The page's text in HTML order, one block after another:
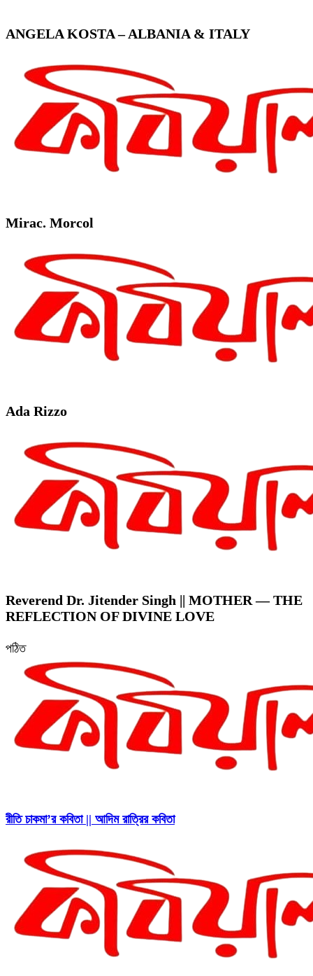
ANGELA KOSTA – ALBANIA & ITALY
Mirac. Morcol
Ada Rizzo
Reverend Dr. Jitender Singh || MOTHER — THE
REFLECTION OF DIVINE LOVE
পঠিত
রীতি চাকমা’র কবিতা || আদিম রাত্রির কবিতা